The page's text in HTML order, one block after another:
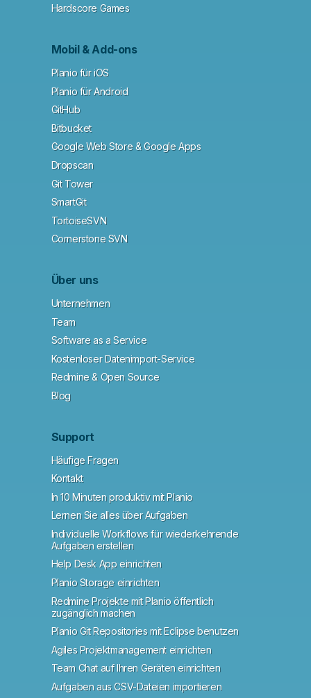
Hardscore Games
Mobil & Add-ons
Planio für iOS
Planio für Android
GitHub
Bitbucket
Google Web Store & Google Apps
Dropscan
Git Tower
SmartGit
TortoiseSVN
Cornerstone SVN
Über uns
Unternehmen
Team
Software as a Service
Kostenloser Datenimport-Service
Redmine & Open Source
Blog
Support
Häufige Fragen
Kontakt
In 10 Minuten produktiv mit Planio
Lernen Sie alles über Aufgaben
Individuelle Workflows für wiederkehrende
Aufgaben erstellen
Help Desk App einrichten
Planio Storage einrichten
Redmine Projekte mit Planio öffentlich
zugänglich machen
Planio Git Repositories mit Eclipse benutzen
Agiles Projektmanagement einrichten
Team Chat auf Ihren Geräten einrichten
Aufgaben aus CSV-Dateien importieren